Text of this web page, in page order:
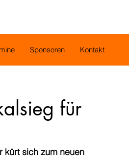
Sponsoren Kontakt
für
kürt sich zum neuen